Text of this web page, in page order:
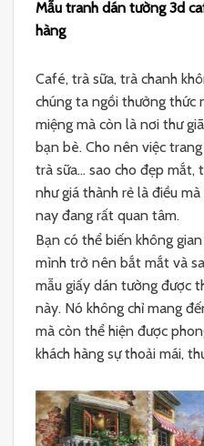
Mẫu tranh dán tường 3d
hàng
Café, trà sữa, trà chanh
chúng ta ngồi thưởng thức
miệng mà còn là nơi thư
bạn bè. Cho nên việc
trà sữa… sao cho đẹp mắt,
như giá thành rẻ là điều
nay đang rất quan tâm.
Bạn có thể biến không
mình trở nên bắt mắt và
mẫu giấy dán tường được
này. Nó không chỉ mang
mà còn thể hiện được
khách hàng sự thoải mái,